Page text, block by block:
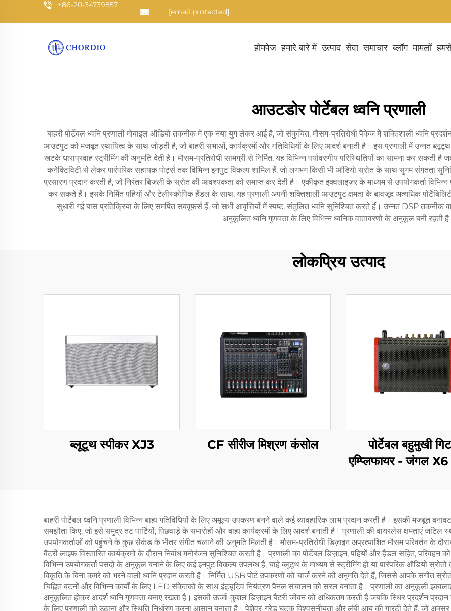
+86-20-34739857
[email protected]
होमपेज हमारे बारे में उत्पाद सेवा समाचार ब्लॉग मामलों
आउटडोर पोर्टेबल ध्वनि प्रणाली
बाहरी पोर्टेबल ध्वनि प्रणाली मोबाइल ऑडियो तकनीक में एक नया युग लेकर आई है, जो संकुचित, मौसम-प्रतिरोधी पैकेज में शक्तिशाली ध्वनि
आउटपुट को मजबूत स्थायित्व के साथ जोड़ती है, जो बाहरी सभाओं, कार्यक्रमों और गतिविधियों के लिए आदर्श बनाती है। इस प्रणाली में उन्नत
खटके धाराप्रवाह स्ट्रीमिंग की अनुमति देती है। मौसम-प्रतिरोधी सामग्री से निर्मित, यह विभिन्न पर्यावरणीय परिस्थितियों का सामना कर
कनेक्टिविटी से लेकर पारंपरिक सहायक पोर्ट्स तक विभिन्न इनपुट विकल्प शामिल हैं, जो लगभग किसी भी ऑडियो स्रोत के साथ सुगम संगतता
प्रसारण प्रदान करती है, जो निरंतर बिजली के स्रोत की आवश्यकता को समाप्त कर देती है। एकीकृत इक्वलाइज़र के माध्यम से उपयोगकर्ता
कर सकते हैं। इसके निर्मित पहियों और टेलीस्कोपिक हैंडल के साथ, यह प्रणाली अपनी शक्तिशाली आउटपुट क्षमता के बावजूद अत्यधिक
सुधारी गई बास प्रतिक्रिया के लिए समर्पित सबवूफर्स हैं, जो सभी आवृत्तियों में स्पष्ट, संतुलित ध्वनि सुनिश्चित करते हैं। उन्नत DSP
अनुकूलित ध्वनि गुणवत्ता के लिए विभिन्न ध्वनिक वातावरणों के अनुकूल बनी रहती
लोकप्रिय उत्पाद
ब्लूटूथ स्पीकर XJ3 CF सीरीज मिश्रण कंसोल
पोर्टेबल बहुमुखी
एम्प्लिफायर - जंगल
बाहरी पोर्टेबल ध्वनि प्रणाली विभिन्न बाह्य गतिविधियों के लिए अमूल्य उपकरण बनने वाले कई व्यावहारिक लाभ प्रदान करती है। इसकी मजबूत
समझौता किए, जो इसे समुद्र तट पार्टियों, पिछवाड़े के समारोहों और बाह्य कार्यक्रमों के लिए आदर्श बनाती है। प्रणाली की वायरलेस क्षमताएं
उपयोगकर्ताओं को पहुंचने के कुछ सेकंड के भीतर संगीत चलाने की अनुमति मिलती है। मौसम-प्रतिरोधी डिज़ाइन अप्रत्याशित मौसम परिवर्तन के
बैटरी लाइफ विस्तारित कार्यक्रमों के दौरान निर्बाध मनोरंजन सुनिश्चित करती है। प्रणाली का पोर्टेबल डिज़ाइन, पहियों और हैंडल सहित,
विभिन्न उपयोगकर्ता पसंदों के अनुकूल बनाने के लिए कई इनपुट विकल्प उपलब्ध हैं, चाहे ब्लूटूथ के माध्यम से स्ट्रीमिंग हो या पारंपरिक ऑडियो स्रोतों
विकृति के बिना कमरे को भरने वाली ध्वनि प्रदान करती है। निर्मित USB पोर्ट उपकरणों को चार्ज करने की अनुमति देते हैं, जिससे आपके संगीत
चिह्नित बटनों और विभिन्न कार्यों के लिए LED संकेतकों के साथ इंट्यूटिव नियंत्रण पैनल संचालन को सरल बनाता है। प्रणाली का अनुकूली
अनुकूलित होकर आदर्श ध्वनि गुणवत्ता बनाए रखता है। इसकी ऊर्जा-कुशल डिज़ाइन बैटरी जीवन को अधिकतम करती है जबकि स्थिर प्रदर्शन प्रदान
के लिए प्रणाली को उठाना और स्थिति निर्धारण करना आसान बनाता है। पेशेवर-ग्रेड घटक विश्वसनीयता और लंबी आयु की गारंटी देते हैं, जो